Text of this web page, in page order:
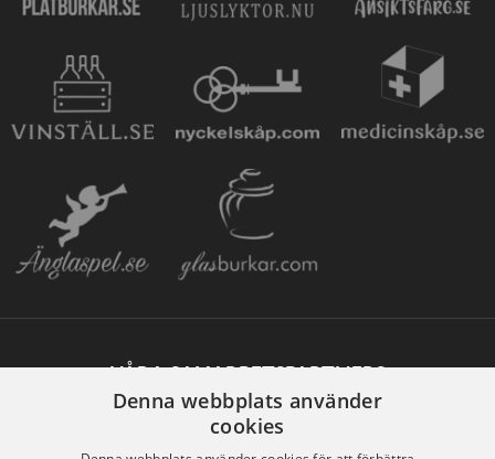
VÅRA SAMARBETSPARTNERS
Denna webbplats använder
cookies